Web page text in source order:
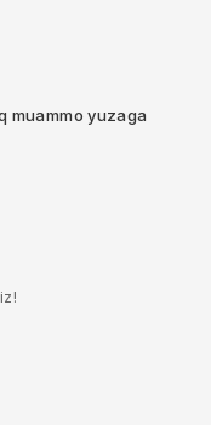
muammo yuzaga